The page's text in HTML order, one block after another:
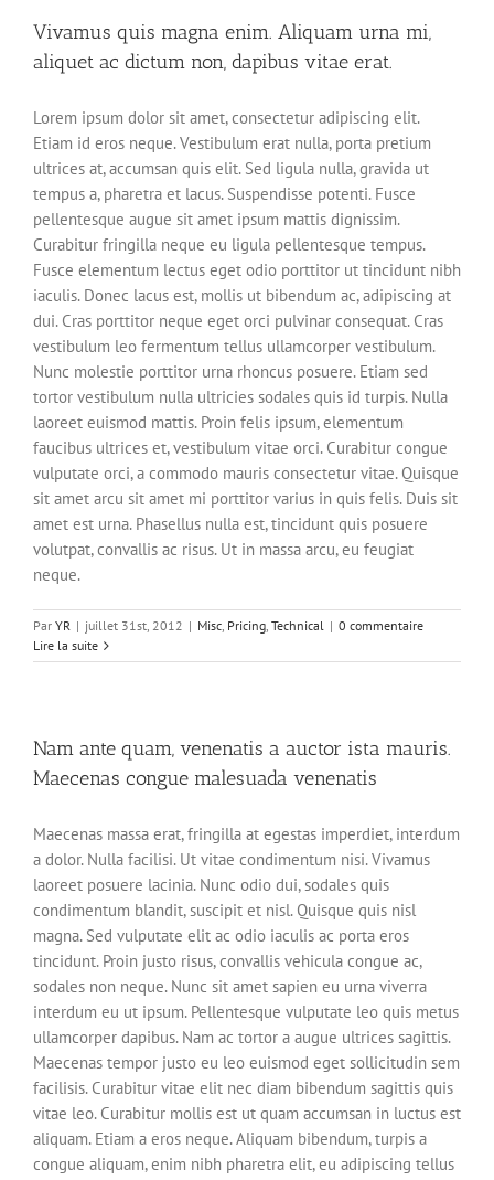
Vivamus quis magna enim. Aliquam urna mi,
aliquet ac dictum non, dapibus vitae erat.
Lorem ipsum dolor sit amet, consectetur adipiscing elit.
Etiam id eros neque. Vestibulum erat nulla, porta pretium
ultrices at, accumsan quis elit. Sed ligula nulla, gravida ut
tempus a, pharetra et lacus. Suspendisse potenti. Fusce
pellentesque augue sit amet ipsum mattis dignissim.
Curabitur fringilla neque eu ligula pellentesque tempus.
Fusce elementum lectus eget odio porttitor ut tincidunt nibh
iaculis. Donec lacus est, mollis ut bibendum ac, adipiscing at
dui. Cras porttitor neque eget orci pulvinar consequat. Cras
vestibulum leo fermentum tellus ullamcorper vestibulum.
Nunc molestie porttitor urna rhoncus posuere. Etiam sed
tortor vestibulum nulla ultricies sodales quis id turpis. Nulla
laoreet euismod mattis. Proin felis ipsum, elementum
faucibus ultrices et, vestibulum vitae orci. Curabitur congue
vulputate orci, a commodo mauris consectetur vitae. Quisque
sit amet arcu sit amet mi porttitor varius in quis felis. Duis sit
amet est urna. Phasellus nulla est, tincidunt quis posuere
volutpat, convallis ac risus. Ut in massa arcu, eu feugiat
neque.
Par YR | juillet 31st, 2012 | Misc, Pricing, Technical | 0 commentaire
Lire la suite
Nam ante quam, venenatis a auctor ista mauris.
Maecenas congue malesuada venenatis
Maecenas massa erat, fringilla at egestas imperdiet, interdum
a dolor. Nulla facilisi. Ut vitae condimentum nisi. Vivamus
laoreet posuere lacinia. Nunc odio dui, sodales quis
condimentum blandit, suscipit et nisl. Quisque quis nisl
magna. Sed vulputate elit ac odio iaculis ac porta eros
tincidunt. Proin justo risus, convallis vehicula congue ac,
sodales non neque. Nunc sit amet sapien eu urna viverra
interdum eu ut ipsum. Pellentesque vulputate leo quis metus
ullamcorper dapibus. Nam ac tortor a augue ultrices sagittis.
Maecenas tempor justo eu leo euismod eget sollicitudin sem
facilisis. Curabitur vitae elit nec diam bibendum sagittis quis
vitae leo. Curabitur mollis est ut quam accumsan in luctus est
aliquam. Etiam a eros neque. Aliquam bibendum, turpis a
congue aliquam, enim nibh pharetra elit, eu adipiscing tellus